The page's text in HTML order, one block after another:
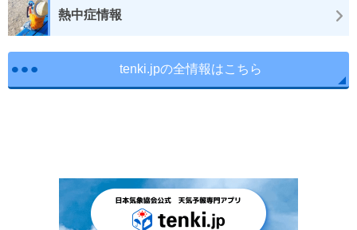
熱中症情報
tenki.jpの全情報はこちら